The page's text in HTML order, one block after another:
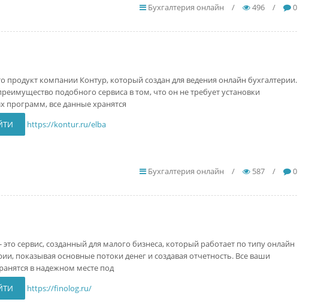
Бухгалтерия онлайн / 496 / 0
продукт компании Контур, который создан для ведения онлайн бухгалтерии.
подобного сервиса в том, что он не требует установки
программ, все данные хранятся
https://kontur.ru/elba
Бухгалтерия онлайн / 587 / 0
сервис, созданный для малого бизнеса, который работает по типу онлайн
показывая основные потоки денег и создавая отчетность. Все ваши
в надежном месте под
https://finolog.ru/